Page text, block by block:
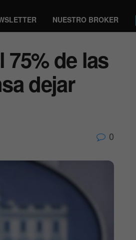
NUESTRO BROKER
75% de las
dejar
0